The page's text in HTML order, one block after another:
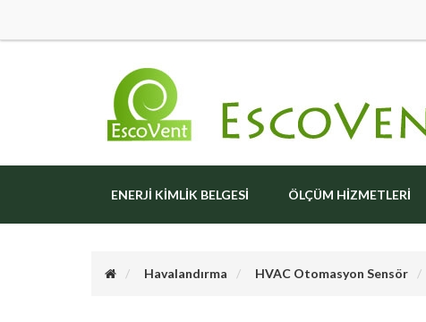
ENERJI KIMLIK BELGESI ÖLÇÜM HIZMETLERI
Havalandırma HVAC Otomasyon Sensör